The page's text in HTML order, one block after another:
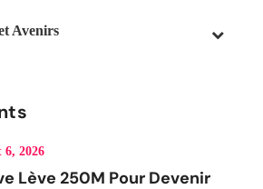
Avenirs
6, 2026
Lève 250M Pour Devenir